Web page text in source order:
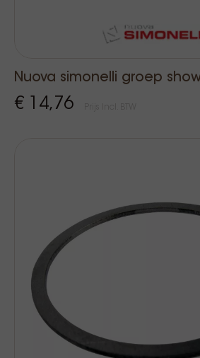
Nuova simonelli groep
€ 14,76